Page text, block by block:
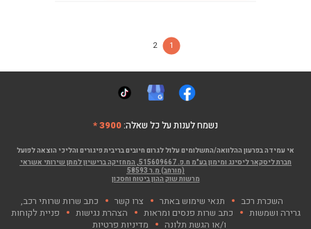
1
2
נשמח לענות על כל שאלה:3900 *
אי עמידה בפרעון ההלוואה/התשלומים עלול לגרום חיובים בריבית פיגורים והליכי הוצאה לפועל
חברת ליסקאר ליסינג ומימון בע"מ ח.פ. 515609667, המחזיקה ברישיון למתן שירותי אשראי
(מורחב) מ.ר 58593
מרשות שוק ההון ביטוח וחסכון
השכרת רכב תנאי שימוש באתר צרו קשר
כתב שרות שרותי רכב,
גרירה ושמשות
כתב שרות פנסים ומראות הצהרת נגישות
פניית לקוחות
ו/או הגשת תלונה
מדיניות פרטיות